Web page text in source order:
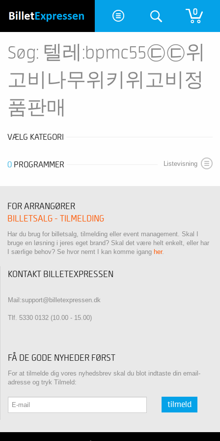
0
Søg: 텔레:bpmc55㉢㉢위
고비나무위키위고비정
품판매
VÆLG KATEGORI
0 PROGRAMMER Listevisning
FOR ARRANGØRER
BILLETSALG - TILMELDING
Har du brug for billetsalg, tilmelding eller event management. Skal I
bruge en løsning i jeres eget brand? Skal det være helt enkelt, eller har
I særlige behov? Se hvor nemt I kan komme igang her.
KONTAKT BILLETEXPRESSEN
Mail:support@billetexpressen.dk
Tlf. 5330 0132 (10.00 - 15.00)
FÅ DE GODE NYHEDER FØRST
For at tilmelde dig vores nyhedsbrev skal du blot indtaste din email-
adresse og tryk Tilmeld:
tilmeld